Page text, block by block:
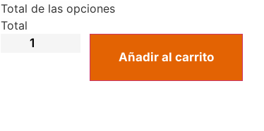
Total de las opciones
Total
Añadir al carrito